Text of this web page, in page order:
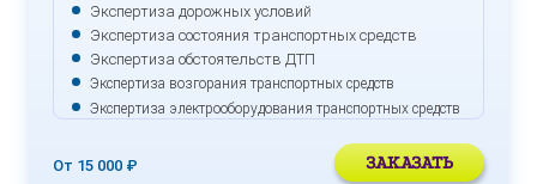
Экспертиза дорожных условий
Экспертиза состояния транспортных средств
Экспертиза обстоятельств ДТП
Экспертиза возгорания транспортных средств
Экспертиза электрооборудования транспортных средств
От 15 000 ₽ ЗАКАЗАТЬ